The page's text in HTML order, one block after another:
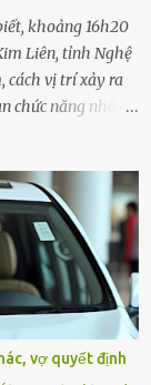
khoảng 16h20
Liên, tỉnh Nghệ
cách vị trí xảy ra
chức năng nhận
nhảy xuống
tin tìm kiếm 3 bố
Hải Dương Tại
mang biển kiểm
đêm, lực
nguyện triển
là anh V.V.D.
2021). Hai cháu là
vợ quyết định